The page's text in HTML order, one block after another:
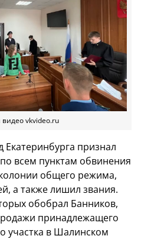
vkvideo.ru
признал
всем пунктам обвинения
общего режима,
а также лишил звания.
обобрал Банников,
принадлежащего
участка в Шалинском